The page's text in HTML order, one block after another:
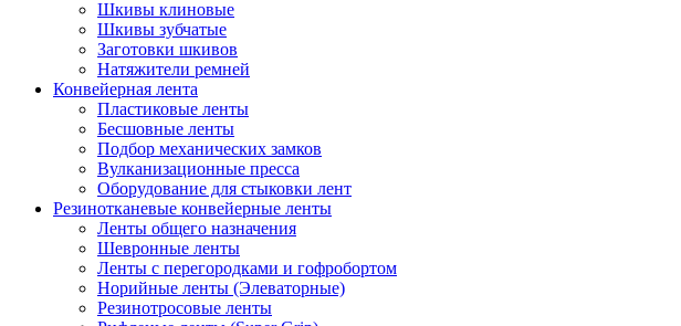
Шкивы клиновые
Шкивы зубчатые
Заготовки шкивов
Натяжители ремней
Конвейерная лента
Пластиковые ленты
Бесшовные ленты
Подбор механических замков
Вулканизационные пресса
Оборудование для стыковки лент
Резинотканевые конвейерные ленты
Ленты общего назначения
Шевронные ленты
Ленты с перегородками и гофробортом
Норийные ленты (Элеваторные)
Резинотросовые ленты